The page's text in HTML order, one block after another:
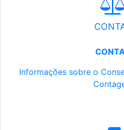
Informações sobre o